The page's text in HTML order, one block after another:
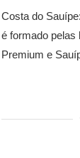
Costa do
é formado pelas
Premium e